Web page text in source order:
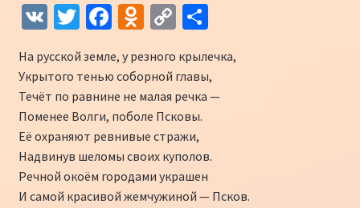
V T
wi
tt
er
Fa
b
o
o
k
O
n
o
kl
as
sn
iki
C
p
y
Li
n
k
О
п
р
и
ть
На русской земле, у резного крылечка,
Укрытого тенью соборной главы,
Течёт по равнине не малая речка —
Поменее Волги, поболе Псковы.
Её охраняют ревнивые стражи,
Надвинув шеломы своих куполов.
Речной окоём городами украшен
И самой красивой жемчужиной — Псков.